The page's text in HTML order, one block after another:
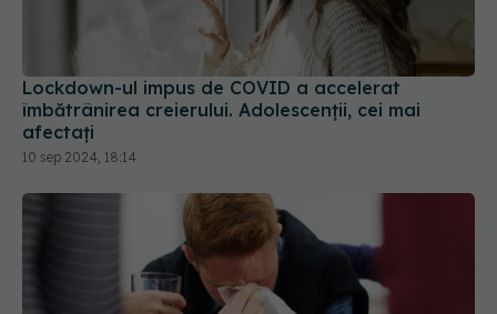
Lockdown-ul impus de COVID a accelerat
îmbătrânirea creierului. Adolescenții, cei mai
afectați
10 sep 2024, 18:14